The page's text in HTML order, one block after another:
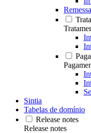
Sintia
Tabelas de domínio
Release notes
Release notes